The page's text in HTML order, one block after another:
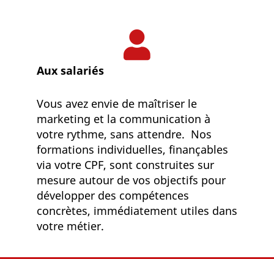
Aux salariés
Vous avez envie de maîtriser le
marketing et la communication à
votre rythme, sans attendre. Nos
formations individuelles, finançables
via votre CPF, sont construites sur
mesure autour de vos objectifs pour
développer des compétences
concrètes, immédiatement utiles dans
votre métier.